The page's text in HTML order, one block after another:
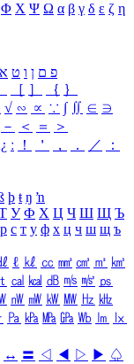
Φ Χ Ψ Ω α β γ δ ε ζ η
פ ם ן ו ט א
［ ］ ｛ ｝
√ ∽ ∝ ∵ ∫ ∬ ∈ ∋
－ ＜ ＝
＞
¿ ː ！ ＇ ， ． ／
：
þ ŧ ŋ ŉ
У Ф Х Ц Ч Ш Щ Ъ
р с т у ф х ц ч ш щ ъ
ℓ ㎘ ㏄ ㎣ ㎤ ㎥ ㎦
㎈ ㎉ ㏈ ㎧ ㎨ ㎰
㎻ ㎽ ㎾ ㎿ ㎐ ㎑
㎩ ㎪ ㎫ ㎬ ㏝ ㏐
㏓
↔ 〓 ◁ ◀ ▷ ▶ ♤